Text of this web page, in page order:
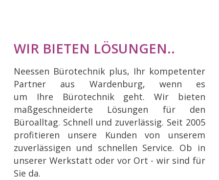
WIR BIETEN LÖSUNGEN..
Neessen Bürotechnik plus, Ihr kompetenter
Partner aus Wardenburg, wenn es
um Ihre Bürotechnik geht. Wir bieten
maßgeschneiderte Lösungen für den
Büroalltag. Schnell und zuverlässig. Seit 2005
profitieren unsere Kunden von unserem
zuverlässigen und schnellen Service. Ob in
unserer Werkstatt oder vor Ort - wir sind für
Sie da.